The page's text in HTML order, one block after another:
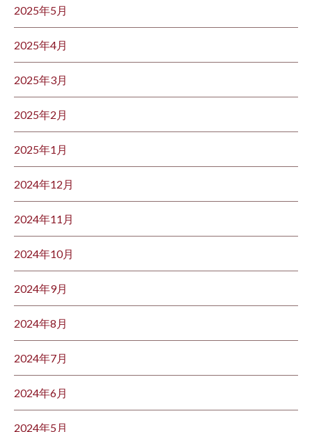
2025年5月
2025年4月
2025年3月
2025年2月
2025年1月
2024年12月
2024年11月
2024年10月
2024年9月
2024年8月
2024年7月
2024年6月
2024年5月